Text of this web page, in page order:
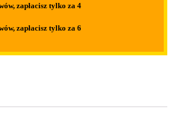
zapłacisz tylko za 4
zapłacisz tylko za 6